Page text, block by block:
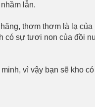
lẫn.
thơm thơm là lạ
có sự tươi non của đồi
vì vậy bạn sẽ kho